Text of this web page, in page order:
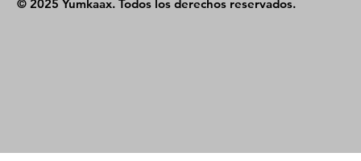
© 2025 Yumkaax. Todos los derechos reservados.